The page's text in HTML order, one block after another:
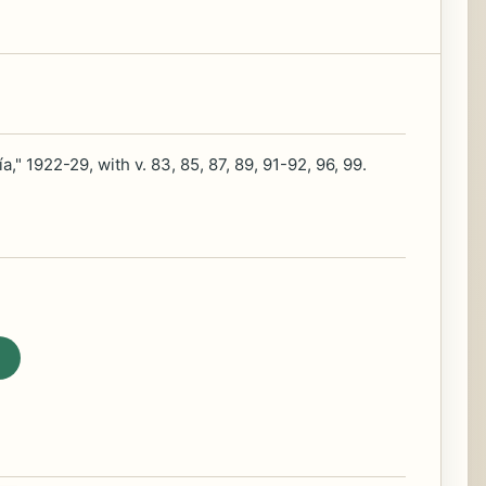
1922-29, with v. 83, 85, 87, 89, 91-92, 96, 99.